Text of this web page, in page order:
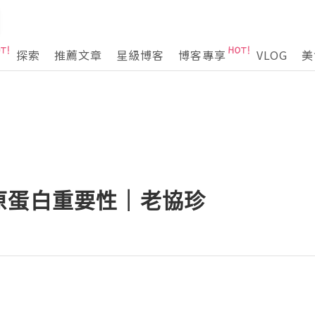
探索 推薦文章 星級博客 博客專享 VLOG
白重要性｜老協珍